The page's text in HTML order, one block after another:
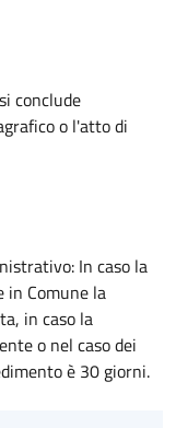
conclude
o l'atto di
In caso la
in Comune la
in caso la
o nel caso dei
è 30 giorni.